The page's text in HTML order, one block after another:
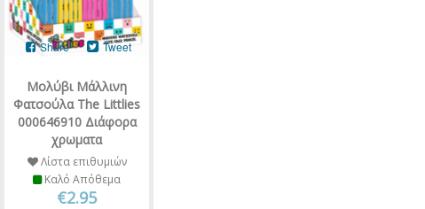
Μολύβι Μάλλινη
Φατσούλα The Littlies
000646910 Διάφορα
χρωματα
Share Tweet
Λίστα επιθυμιών
Καλό Απόθεμα
€2.95